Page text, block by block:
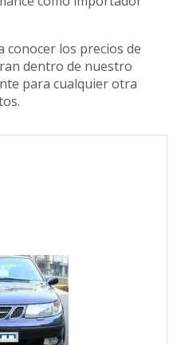
conocer los precios de
dentro de nuestro
para cualquier otra